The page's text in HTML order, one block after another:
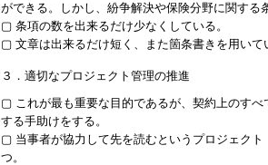
ができる。しかし、紛争解決や保険分野に関する
▢ 条項の数を出来るだけ少なくしている。
▢ 文章は出来るだけ短く、また箇条書きを用いて
３．適切なプロジェクト管理の推進
▢ これが最も重要な目的であるが、契約上のす
する手助けをする。
▢ 当事者が協力して先を読むというプロジェク
つ。